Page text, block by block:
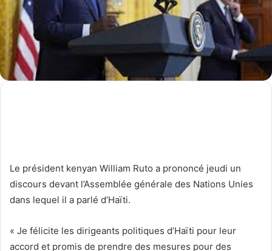
Le président kenyan William Ruto a prononcé jeudi un
discours devant l’Assemblée générale des Nations Unies
dans lequel il a parlé d’Haïti.
« Je félicite les dirigeants politiques d’Haïti pour leur
accord et promis de prendre des mesures pour des